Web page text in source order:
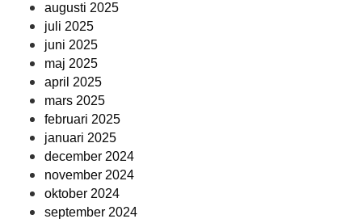
augusti 2025
juli 2025
juni 2025
maj 2025
april 2025
mars 2025
februari 2025
januari 2025
december 2024
november 2024
oktober 2024
september 2024